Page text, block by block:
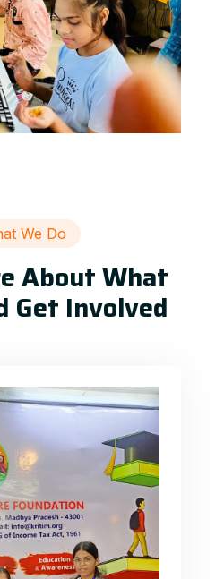
We Do
About What
Get Involved